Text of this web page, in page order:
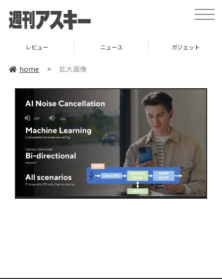
toggle
レビュー ニュース ガジェット
home > 拡大画像